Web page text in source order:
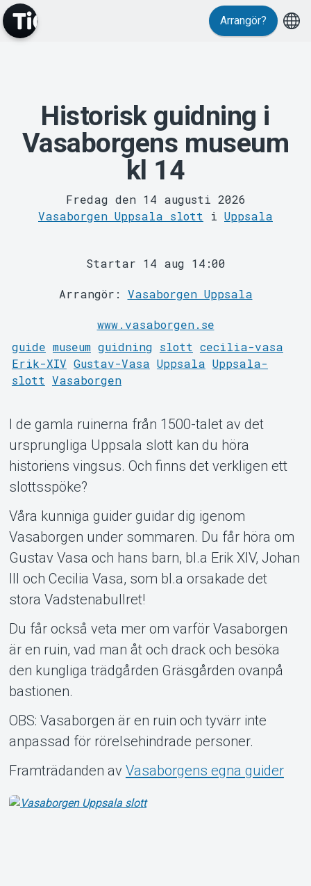
MyTickster
Support
Om Tickster
Arrangör?
Historisk guidning i
Vasaborgens museum
kl 14
Fredag den 14 augusti 2026
Vasaborgen Uppsala slott i Uppsala
Startar 14 aug 14:00
Arrangör: Vasaborgen Uppsala
www.vasaborgen.se
guide museum guidning slott cecilia-vasa
Erik-XIV Gustav-Vasa Uppsala Uppsala-
slott Vasaborgen
I de gamla ruinerna från 1500-talet av det
ursprungliga Uppsala slott kan du höra
historiens vingsus. Och finns det verkligen ett
slottsspöke?
Våra kunniga guider guidar dig igenom
Vasaborgen under sommaren. Du får höra om
Gustav Vasa och hans barn, bl.a Erik XIV, Johan
III och Cecilia Vasa, som bl.a orsakade det
stora Vadstenabullret!
Du får också veta mer om varför Vasaborgen
är en ruin, vad man åt och drack och besöka
den kungliga trädgården Gräsgården ovanpå
bastionen.
OBS: Vasaborgen är en ruin och tyvärr inte
anpassad för rörelsehindrade personer.
Framträdanden av Vasaborgens egna guider